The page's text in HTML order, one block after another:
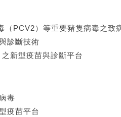
（PCV2）等重要豬隻病毒之致
診斷技術
新型疫苗與診斷平台
毒
疫苗平台